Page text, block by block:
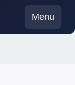
Menu